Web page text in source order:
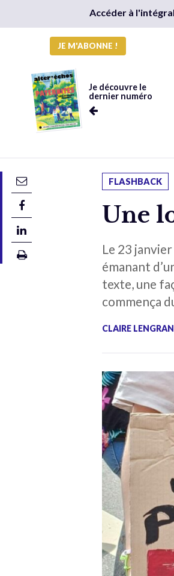
Accéder à
JE M'ABONNE !
Je découvre le
dernier numéro
FLASHBACK
Une
Le 23
émanant
texte, une
commença
CLAIRE